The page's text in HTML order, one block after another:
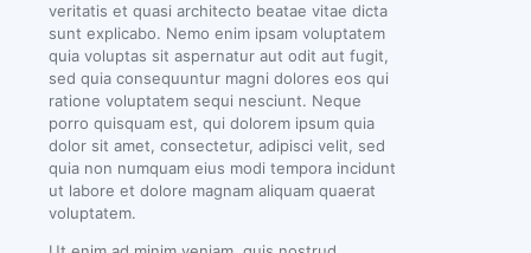
veritatis et quasi architecto beatae vitae dicta
sunt explicabo. Nemo enim ipsam voluptatem
quia voluptas sit aspernatur aut odit aut fugit,
sed quia consequuntur magni dolores eos qui
ratione voluptatem sequi nesciunt. Neque
porro quisquam est, qui dolorem ipsum quia
dolor sit amet, consectetur, adipisci velit, sed
quia non numquam eius modi tempora incidunt
ut labore et dolore magnam aliquam quaerat
voluptatem.